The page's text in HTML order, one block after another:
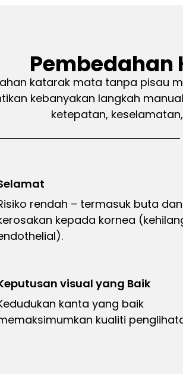
Pembedahan
katarak mata tanpa pisau
kebanyakan langkah
ketepatan,
rendah – termasuk buta dan
kepada kornea
visual yang Baik
kanta yang baik
kualiti